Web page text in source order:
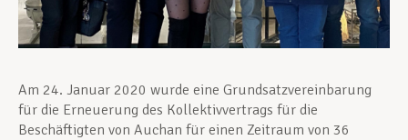
Am 24. Januar 2020 wurde eine Grundsatzvereinbarung
für die Erneuerung des Kollektivvertrags für die
Beschäftigten von Auchan für einen Zeitraum von 36